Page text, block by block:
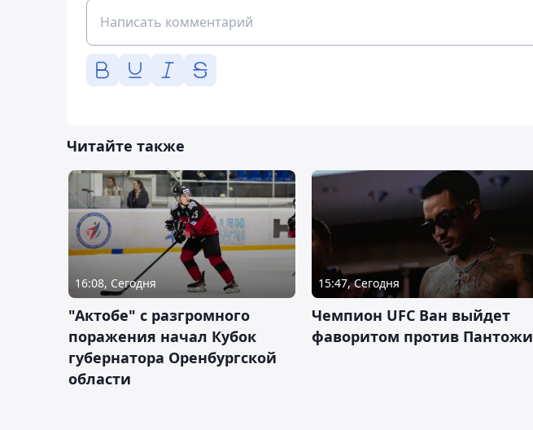
Читайте также
16:08, Сегодня
"Актобе" с разгромного
поражения начал Кубок
губернатора Оренбургской
области
15:47, Сегодня
Чемпион UFC Ван выйдет
фаворитом против Пантожи